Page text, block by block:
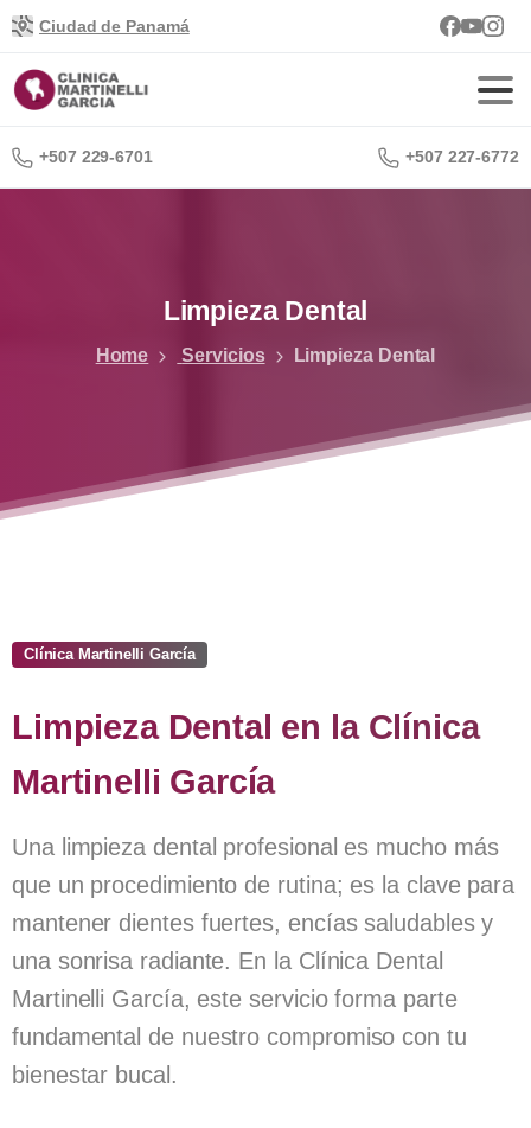
Ciudad de Panamá
+507 229-6701 +507 227-6772
Limpieza Dental
Home Servicios Limpieza Dental
Clínica Martinelli García
Limpieza Dental en la Clínica
Martinelli García
Una limpieza dental profesional es mucho más
que un procedimiento de rutina; es la clave para
mantener dientes fuertes, encías saludables y
una sonrisa radiante. En la Clínica Dental
Martinelli García, este servicio forma parte
fundamental de nuestro compromiso con tu
bienestar bucal.